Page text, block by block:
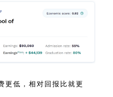
更低，相对回报比就更